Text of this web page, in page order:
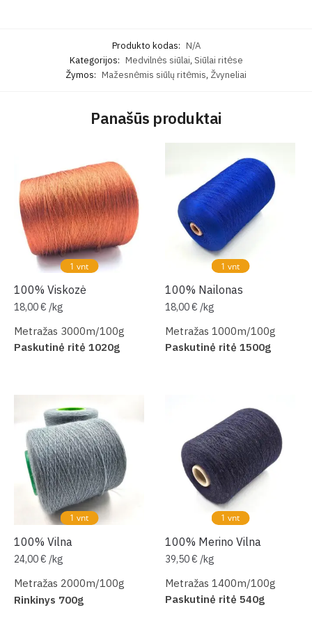
Produkto kodas: N/A
Kategorijos: Medvilnės siūlai, Siūlai ritėse
Žymos: Mažesnėmis siūlų ritėmis, Žvyneliai
Panašūs produktai
1 vnt
100% Viskozė
18,00€ /kg
Metražas 3000m/100g
Paskutinė ritė 1020g
1 vnt
100% Nailonas
18,00€ /kg
Metražas 1000m/100g
Paskutinė ritė 1500g
1 vnt
100% Vilna
24,00€ /kg
Metražas 2000m/100g
Rinkinys 700g
1 vnt
100% Merino Vilna
39,50€ /kg
Metražas 1400m/100g
Paskutinė ritė 540g